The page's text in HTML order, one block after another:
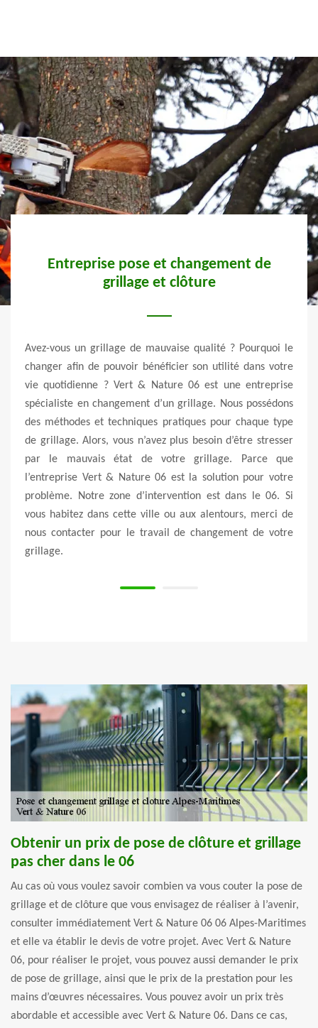
de
? Pourquoi le
dans votre
entreprise
possédons
chaque type
d’être stresser
Parce que
pour votre
dans le 06. Si
merci de
de votre
Pose de grillage rigide
être installé dans un lieu déterminé. Mais
l’avantage d’utilisation d’un grillage rigide ? Un
rigide assure la sécurité de votre enfant pour
votre labrador n’aille pas gratter la pépinière de
voisin. Un aménagement d’un grillage rigide dans
propreté est aussi très économique pour la
la fermeture de votre propreté. En plus de cela, il
pas du tout cher par rapport aux autres
son installation est aussi facile à réaliser mais
Obtenir un prix de pose de clôture et grillage
pas cher dans le 06
Au cas où vous voulez savoir combien va vous couter la pose de
grillage et de clôture que vous envisagez de réaliser à l’avenir,
consulter immédiatement Vert & Nature 06 06 Alpes-Maritimes
et elle va établir le devis de votre projet. Avec Vert & Nature
06, pour réaliser le projet, vous pouvez aussi demander le prix
de pose de grillage, ainsi que le prix de la prestation pour les
mains d’œuvres nécessaires. Vous pouvez avoir un prix très
abordable et accessible avec Vert & Nature 06. Dans ce cas,